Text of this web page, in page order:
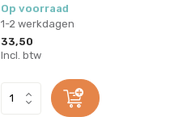
Op voorraad
1-2 werkdagen
33,50
Incl. btw